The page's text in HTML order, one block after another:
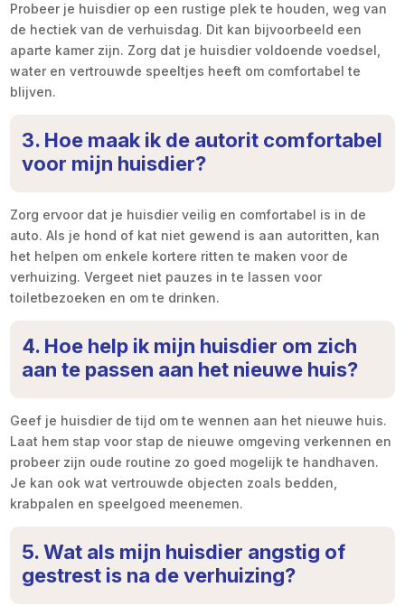
Probeer je huisdier op een rustige plek te houden, weg van
de hectiek van de verhuisdag. Dit kan bijvoorbeeld een
aparte kamer zijn. Zorg dat je huisdier voldoende voedsel,
water en vertrouwde speeltjes heeft om comfortabel te
blijven.
3. Hoe maak ik de autorit comfortabel
voor mijn huisdier?
Zorg ervoor dat je huisdier veilig en comfortabel is in de
auto. Als je hond of kat niet gewend is aan autoritten, kan
het helpen om enkele kortere ritten te maken voor de
verhuizing. Vergeet niet pauzes in te lassen voor
toiletbezoeken en om te drinken.
4. Hoe help ik mijn huisdier om zich
aan te passen aan het nieuwe huis?
Geef je huisdier de tijd om te wennen aan het nieuwe huis.
Laat hem stap voor stap de nieuwe omgeving verkennen en
probeer zijn oude routine zo goed mogelijk te handhaven.
Je kan ook wat vertrouwde objecten zoals bedden,
krabpalen en speelgoed meenemen.
5. Wat als mijn huisdier angstig of
gestrest is na de verhuizing?